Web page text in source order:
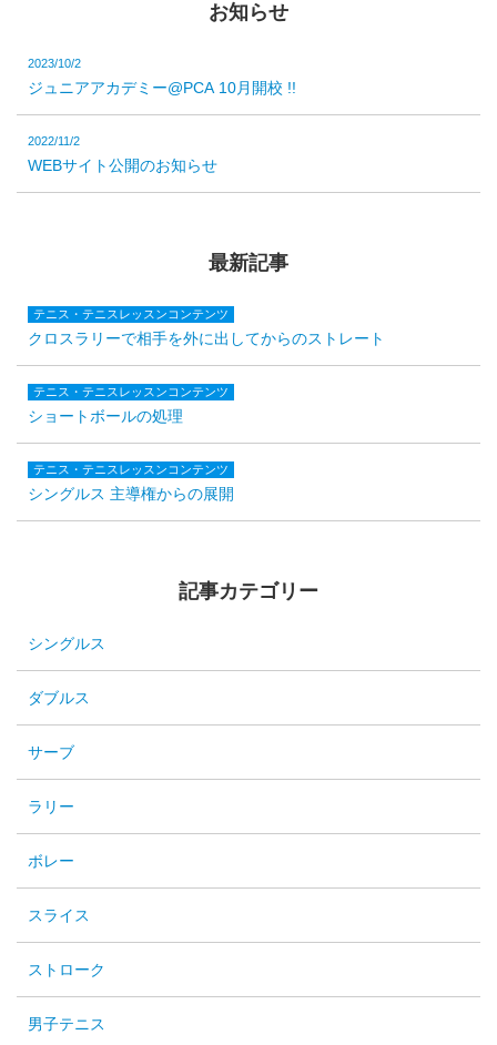
お知らせ
2023/10/2
ジュニアアカデミー@PCA 10月開校 !!
2022/11/2
WEBサイト公開のお知らせ
最新記事
テニス・テニスレッスンコンテンツ
クロスラリーで相手を外に出してからのストレート
テニス・テニスレッスンコンテンツ
ショートボールの処理
テニス・テニスレッスンコンテンツ
シングルス 主導権からの展開
記事カテゴリー
シングルス
ダブルス
サーブ
ラリー
ボレー
スライス
ストローク
男子テニス